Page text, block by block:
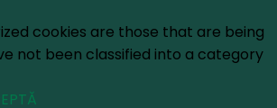
cookies are those that are being
not been classified into a category